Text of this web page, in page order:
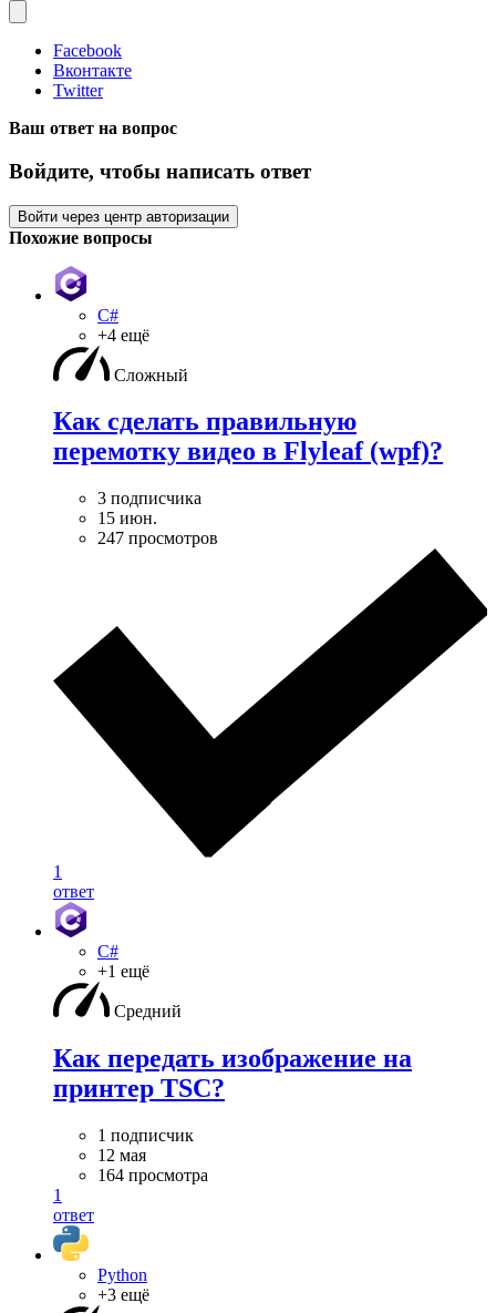
Facebook
Вконтакте
Twitter
Ваш ответ на вопрос
Войдите, чтобы написать ответ
Войти через центр авторизации
Похожие вопросы
C#
+4 ещё
Сложный
Как сделать правильную
перемотку видео в Flyleaf (wpf)?
3 подписчика
15 июн.
247 просмотров
1
ответ
C#
+1 ещё
Средний
Как передать изображение на
принтер TSC?
1 подписчик
12 мая
164 просмотра
1
ответ
Python
+3 ещё